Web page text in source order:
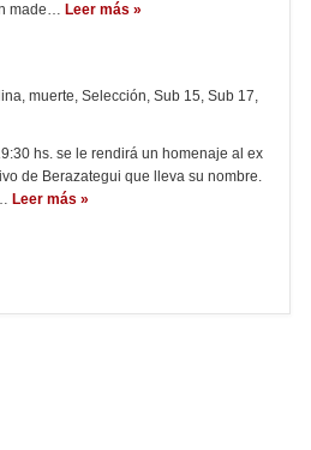
made… Leer más »
, muerte, Selección, Sub 15, Sub 17,
hs. se le rendirá un homenaje al ex
de Berazategui que lleva su nombre.
Leer más »